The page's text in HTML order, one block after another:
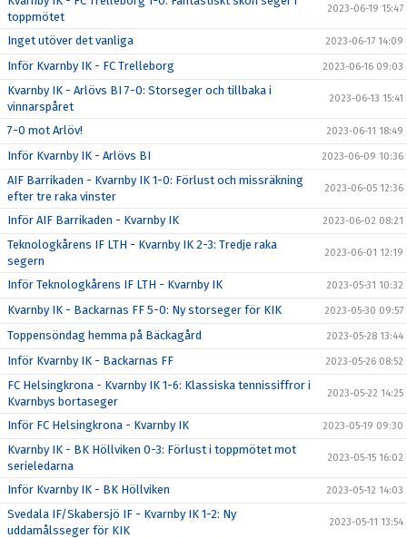
toppmötet
2023-06-19 15:47
Inget utöver det vanliga 2023-06-17 14:09
Inför Kvarnby IK - FC Trelleborg 2023-06-16 09:03
Kvarnby IK - Arlövs BI 7-0: Storseger och tillbaka i
vinnarspåret
2023-06-13 15:41
7-0 mot Arlöv! 2023-06-11 18:49
Inför Kvarnby IK - Arlövs BI 2023-06-09 10:36
AIF Barrikaden - Kvarnby IK 1-0: Förlust och missräkning
efter tre raka vinster
2023-06-05 12:36
Inför AIF Barrikaden - Kvarnby IK 2023-06-02 08:21
Teknologkårens IF LTH - Kvarnby IK 2-3: Tredje raka
segern
2023-06-01 12:19
Inför Teknologkårens IF LTH - Kvarnby IK 2023-05-31 10:32
Kvarnby IK - Backarnas FF 5-0: Ny storseger för KIK 2023-05-30 09:57
Toppensöndag hemma på Bäckagård 2023-05-28 13:44
Inför Kvarnby IK - Backarnas FF 2023-05-26 08:52
FC Helsingkrona - Kvarnby IK 1-6: Klassiska tennissiffror i
Kvarnbys bortaseger
2023-05-22 14:25
Inför FC Helsingkrona - Kvarnby IK 2023-05-19 09:30
Kvarnby IK - BK Höllviken 0-3: Förlust i toppmötet mot
serieledarna
2023-05-15 16:02
Inför Kvarnby IK - BK Höllviken 2023-05-12 14:03
Svedala IF/Skabersjö IF - Kvarnby IK 1-2: Ny
uddamålsseger för KIK
2023-05-11 13:54